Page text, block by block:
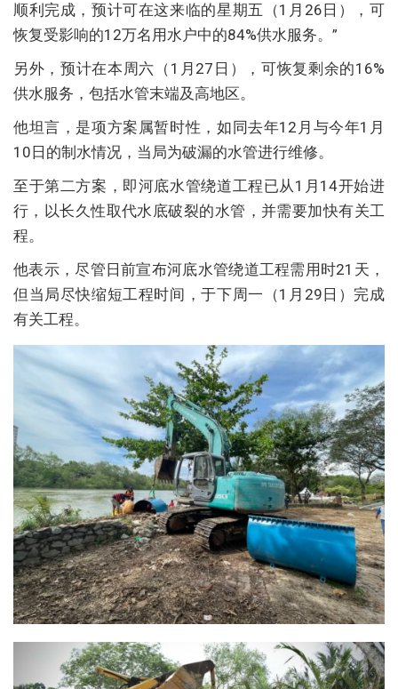
顺利完成，预计可在这来临的星期五（1月26日），可
恢复受影响的12万名用水户中的84%供水服务。”
另外，预计在本周六（1月27日），可恢复剩余的16%
供水服务，包括水管末端及高地区。
他坦言，是项方案属暂时性，如同去年12月与今年1月
10日的制水情况，当局为破漏的水管进行维修。
至于第二方案，即河底水管绕道工程已从1月14开始进
行，以长久性取代水底破裂的水管，并需要加快有关工
程。
他表示，尽管日前宣布河底水管绕道工程需用时21天，
但当局尽快缩短工程时间，于下周一（1月29日）完成
有关工程。